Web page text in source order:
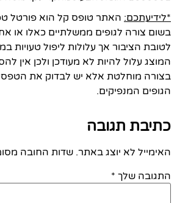
*לידיעתכם: האתר טופס קל הוא פורטל
בשום צורה לגופים ממשלתיים כאלו או
לטובת הציבור אך עלולות ליפול טעויות
המוצג עלול להיות לא מעודכן ולכן אין
בצורה מוחלטת אלא יש לבדוק את
הגופים המנפיקים.
כתיבת תגובה
האימייל לא יוצג באתר. שדות החובה
התגובה שלך *